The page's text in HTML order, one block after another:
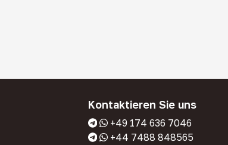
Kontaktieren Sie uns
+49 174 636 7046
+44 7488 848565